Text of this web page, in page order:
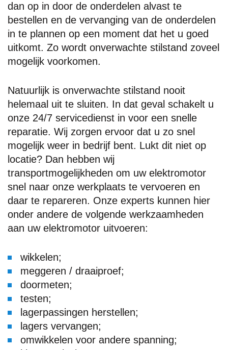
dan op in door de onderdelen alvast te
bestellen en de vervanging van de onderdelen
in te plannen op een moment dat het u goed
uitkomt. Zo wordt onverwachte stilstand zoveel
mogelijk voorkomen.
Natuurlijk is onverwachte stilstand nooit
helemaal uit te sluiten. In dat geval schakelt u
onze 24/7 servicedienst in voor een snelle
reparatie. Wij zorgen ervoor dat u zo snel
mogelijk weer in bedrijf bent. Lukt dit niet op
locatie? Dan hebben wij
transportmogelijkheden om uw elektromotor
snel naar onze werkplaats te vervoeren en
daar te repareren. Onze experts kunnen hier
onder andere de volgende werkzaamheden
aan uw elektromotor uitvoeren:
wikkelen;
meggeren / draaiproef;
doormeten;
testen;
lagerpassingen herstellen;
lagers vervangen;
omwikkelen voor andere spanning;